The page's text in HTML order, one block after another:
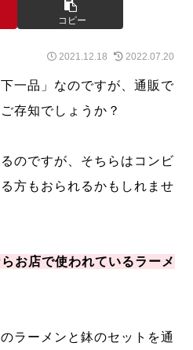
コピー
2021.12.18 2022.07.20
一品」なのですが、通販で
存知でしょうか？
のですが、そちらはコンビ
方もおられるかもしれませ
お店で使われているラーメ
ラーメンと鉢のセットを通